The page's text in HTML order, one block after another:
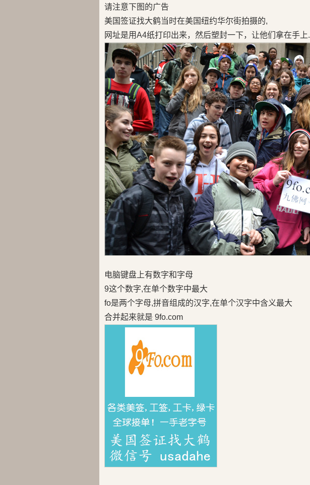
请注意下图的广告
美国签证找大鹤当时在美国纽约华尔街拍摄的,
网址是用A4纸打印出来，然后塑封一下，让他们拿在手上.
电脑键盘上有数字和字母
9这个数字,在单个数字中最大
fo是两个字母,拼音组成的汉字,在单个汉字中含义最大
合并起来就是 9fo.com